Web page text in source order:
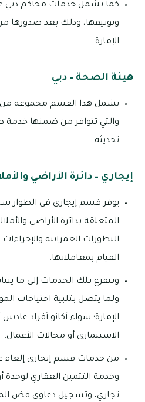
كما تشمل خدمات محاكم دبي
وتوثيقها، وذلك بعد صدورها
الإمارة.
هيئة الصحة – دبي
يشمل هذا القسم مجموعة من
والتي تتوافر من ضمنها
تحديثه.
إيجاري – دائرة الأراضي
يوفر قسم إيجاري في الطوار
المتعلقة بدائرة الأراضي
التطورات العمرانية
القيام بمعاملاتها.
وتتفرع تلك الخدمات إلى ما
ولما يتصل بتلبية احتياجات
الإمارة؛ سواء أكانو أفراد
الاستثماري أو مجالات الأعمال.
من خدمات قسم إيجاري إلغاء
وخدمة التثمين العقاري
تجاري، وتسجيل دعاوى فض